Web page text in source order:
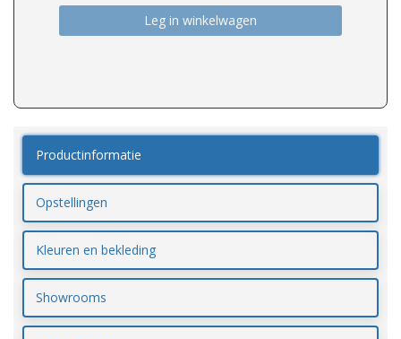
Leg in winkelwagen
Productinformatie
Opstellingen
Kleuren en bekleding
Showrooms